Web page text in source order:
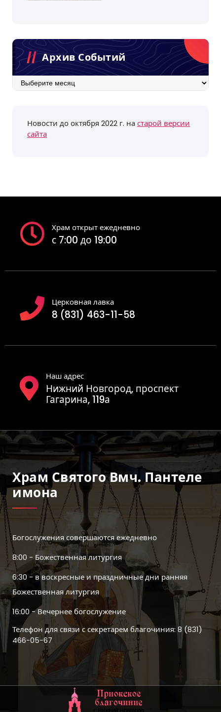
Архив Событий
Архив
Новости до октября 2022 г. настарой версии
сайта
Храм открыт ежедневно
с 7:00 до 19:00
Церковная лавка
8 (831) 463-11-58
Наш адрес
Нижний Новгород, проспект
Гагарина, 119а
Храм Святого Вмч. Пантеле
Имона
Богослужения совершаются ежедневно
8:00 - Божественная литургия
6:30 - в воскресные и праздничные дни ранняя
Божественная литургия
16:00 - Вечернее богослужение
Телефон для связи с секретарем благочиния: 8 (831)
466-05-67